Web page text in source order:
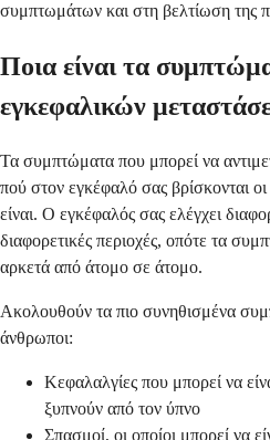
συμπτωμάτων και στη βελτίωση της
Ποια είναι τα
εγκεφαλικών
Τα συμπτώματα που μπορεί να
πού στον εγκέφαλό σας βρίσκονται
είναι. Ο εγκέφαλός σας ελέγχει
διαφορετικές περιοχές, οπότε τα
αρκετά από άτομο σε άτομο.
Ακολουθούν τα πιο συνηθισμένα
άνθρωποι:
Κεφαλαλγίες που μπορεί να
ξυπνούν από τον ύπνο
Σπασμοί, οι οποίοι μπορεί να